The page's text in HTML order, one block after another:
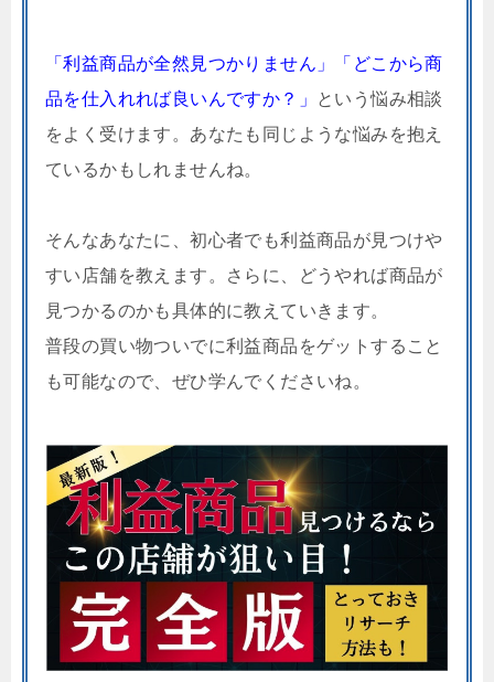
「利益商品が全然見つかりません」「どこから商
品を仕入れれば良いんですか？」
という悩み相談
をよく受けます。あなたも同じような悩みを抱え
ているかもしれませんね。
そんなあなたに、初心者でも利益商品が見つけや
すい店舗を教えます。さらに、どうやれば商品が
見つかるのかも具体的に教えていきます。
普段の買い物ついでに利益商品をゲットすること
も可能なので、ぜひ学んでくださいね。